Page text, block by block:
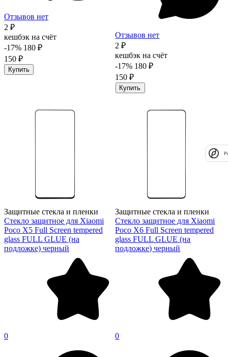
Отзывов нет
2 ₽
кешбэк на счёт
-17% 180 ₽
150 ₽
Купить
Отзывов нет
2 ₽
кешбэк на счёт
-17% 180 ₽
150 ₽
Купить
Защитные стекла и пленки
Стекло защитное для Xiaomi
Poco X5 Full Screen tempered
glass FULL GLUE (на
подложке) черный
0
Защитные стекла и пленки
Стекло защитное для Xiaomi
Poco X6 Full Screen tempered
glass FULL GLUE (на
подложке) черный
0